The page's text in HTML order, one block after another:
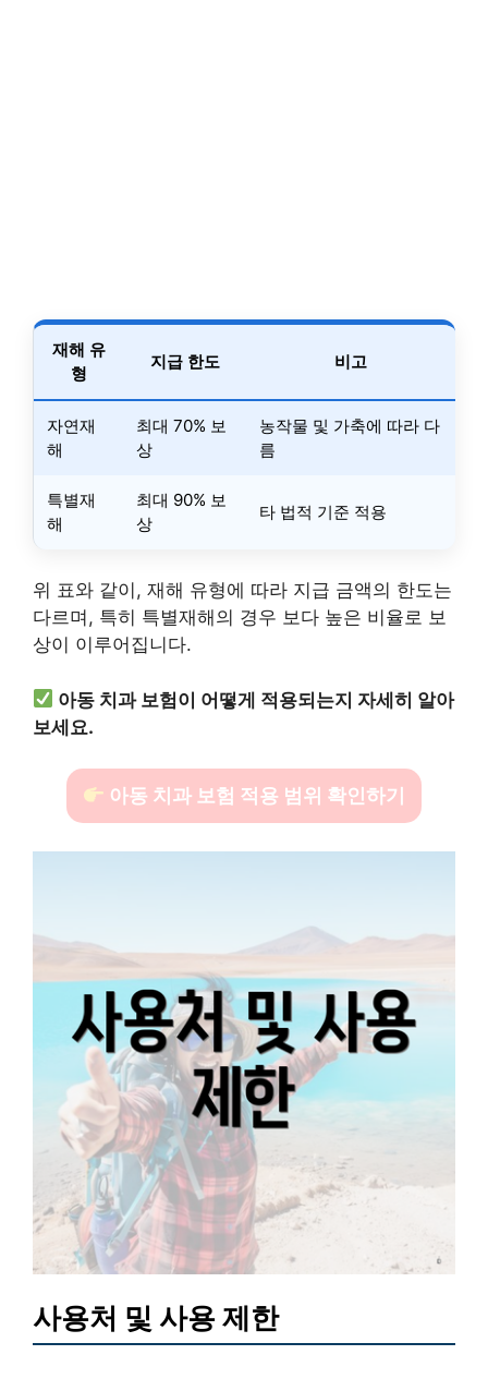
재해 유
형
지급 한도 비고
자연재
해
최대 70% 보
상
농작물 및 가축에 따라 다
름
특별재
해
최대 90% 보
상
타 법적 기준 적용
위 표와 같이, 재해 유형에 따라 지급 금액의 한도는
다르며, 특히 특별재해의 경우 보다 높은 비율로 보
상이 이루어집니다.
아동 치과 보험이 어떻게 적용되는지 자세히 알아
보세요.
아동 치과 보험 적용 범위 확인하기
사용처 및 사용 제한